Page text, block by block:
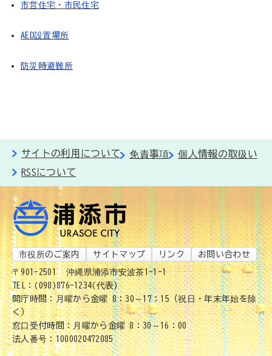
市営住宅・市民住宅
AED設置場所
防災時避難所
サイトの利用について 免責事項
個人情報の取扱い
RSSについて
市役所のご案内 サイトマップ リンク お問い合わせ
〒901-2501
沖縄県浦添市安波茶1-1-1
TEL：(098)876-1234(代表)
開庁時間：月曜から金曜 8：30～17：15（祝日・年末年始を除
く）
窓口受付時間：月曜から金曜 8：30～16：00
法人番号：1000020472085